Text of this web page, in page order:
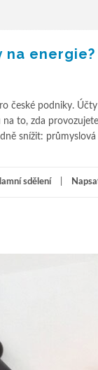
české podniky.
to, zda
snížit:
sdělení